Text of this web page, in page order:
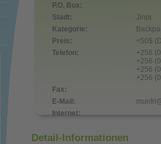
P.O. Box:
Stadt:
Jinja
Kategorie:
Preis:
<50$
Telefon:
+256
+256
+256
+256
Fax:
E-Mail:
Internet:
Detail-Informationen